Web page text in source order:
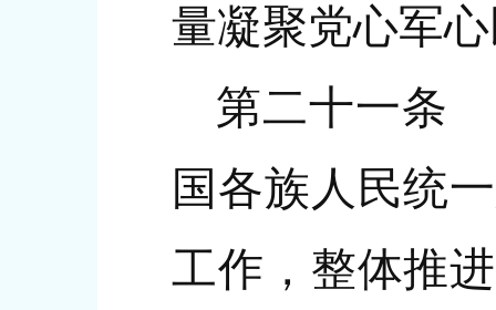
量凝聚党心军
第二十一条
国各族人民统
工作，整体推